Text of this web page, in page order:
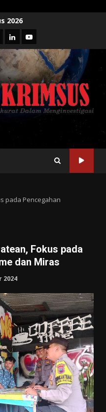
2026
LinkedinYoutube
pada Pencegahan
Fokus pada
dan Miras
2024